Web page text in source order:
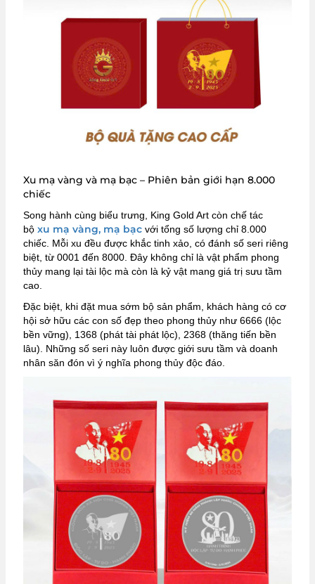
Xu mạ vàng và mạ bạc – Phiên bản giới hạn 8.000
chiếc
Song hành cùng biểu trưng, King Gold Art còn chế tác
bộ xu mạ vàng, mạ bạc với tổng số lượng chỉ 8.000
chiếc. Mỗi xu đều được khắc tinh xảo, có đánh số seri riêng
biệt, từ 0001 đến 8000. Đây không chỉ là vật phẩm phong
thủy mang lại tài lộc mà còn là kỷ vật mang giá trị sưu tầm
cao.
Đặc biệt, khi đặt mua sớm bộ sản phẩm, khách hàng có cơ
hội sở hữu các con số đẹp theo phong thủy như 6666 (lộc
bền vững), 1368 (phát tài phát lộc), 2368 (thăng tiến bền
lâu). Những số seri này luôn được giới sưu tầm và doanh
nhân săn đón vì ý nghĩa phong thủy độc đáo.